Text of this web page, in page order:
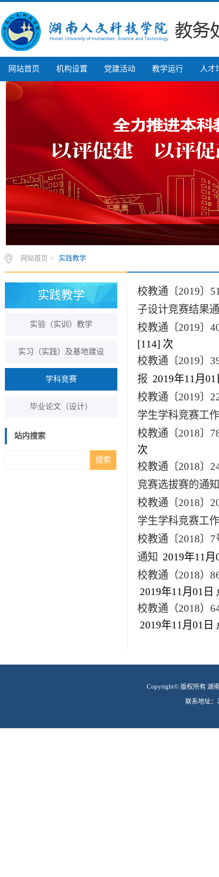
网站首页 机构设置 党建活动 教学运行 人才
网站首页 > 实践教学
实践教学
实验（实训）教学
实习（实践）及基地建设
学科竞赛
毕业论文（设计）
站内搜索
校教通〔2019〕
子设计竞赛结果
校教通〔2019〕
[114] 次
校教通〔2019〕
报 2019年11月
校教通〔2019〕
学生学科竞赛工
校教通〔2018〕
次
校教通〔2018〕
竞赛选拔赛的通知
校教通〔2018〕
学生学科竞赛工
校教通〔2018〕
通知 2019年11
校教通（2018）
2019年11月01日
校教通（2018）
2019年11月01日
Copyright© 版权所有 湖
联系地址